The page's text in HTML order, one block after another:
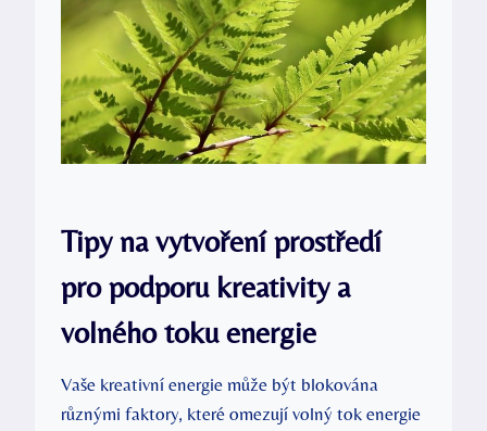
Tipy na vytvoření prostředí
pro podporu kreativity a
volného toku energie
Vaše kreativní energie může být⁢ blokována
různými faktory, které omezují volný tok‌ energie